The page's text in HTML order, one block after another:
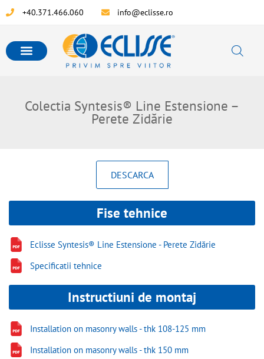
+40.371.466.060 info@eclisse.ro
Colectia Syntesis® Line Estensione –
Perete Zidărie
DESCARCA
Fise tehnice
Eclisse Syntesis® Line Estensione - Perete Zidărie
Specificatii tehnice
Instructiuni de montaj
Installation on masonry walls - thk 108-125 mm
Installation on masonry walls - thk 150 mm